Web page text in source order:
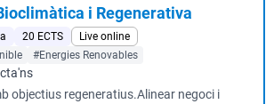
i Regenerativa
20 ECTS
Live online
#Energies Renovables
objectius regeneratius.Alinear negoci i